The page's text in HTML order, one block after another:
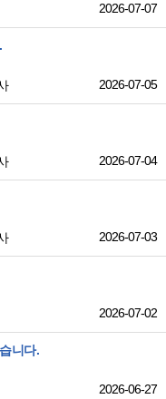
2026-07-07
2026-07-05
2026-07-04
2026-07-03
2026-07-02
니다.
2026-06-27